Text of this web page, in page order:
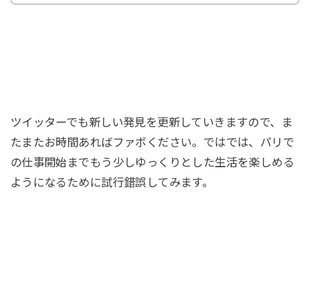
ツイッターでも新しい発見を更新していきますので、ま
たまたお時間あればファボください。ではでは、パリで
の仕事開始までもう少しゆっくりとした生活を楽しめる
ようになるために試行錯誤してみます。